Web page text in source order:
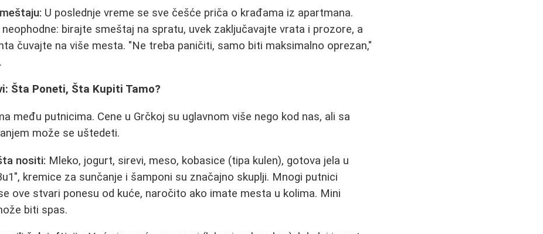
U poslednje vreme se sve češće priča o krađama iz apartmana.
birajte smeštaj na spratu, uvek zaključavajte vrata i prozore, a
čuvajte na više mesta. "Ne treba paničiti, samo biti maksimalno oprezan,"
Šta Poneti, Šta Kupiti Tamo?
među putnicima. Cene u Grčkoj su uglavnom više nego kod nas, ali sa
može se uštedeti.
nositi: Mleko, jogurt, sirevi, meso, kobasice (tipa kulen), gotova jela u
kremice za sunčanje i šamponi su značajno skuplji. Mnogi putnici
ove stvari ponesu od kuće, naročito ako imate mesta u kolima. Mini
biti spas.